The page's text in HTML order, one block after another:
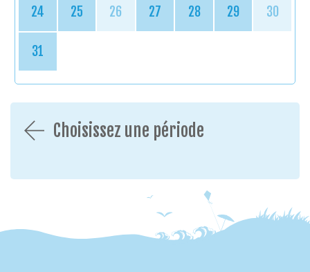
24 25 26 27 28 29 30
31
Choisissez une période